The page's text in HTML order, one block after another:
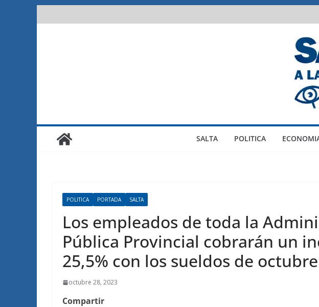
al
SALTA POLITICA
POLITICA PORTADA SALTA
Los empleados de toda la
Pública Provincial cobrarán un
25,5% con los sueldos de octubre
octubre 28, 2023
Compartir